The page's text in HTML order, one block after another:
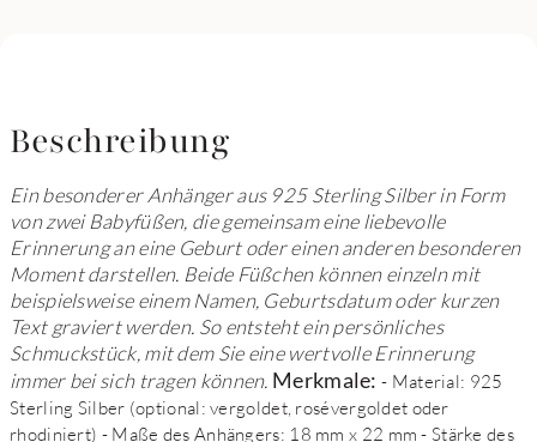
Beschreibung
Ein besonderer Anhänger aus 925 Sterling Silber in Form
von zwei Babyfüßen, die gemeinsam eine liebevolle
Erinnerung an eine Geburt oder einen anderen besonderen
Moment darstellen. Beide Füßchen können einzeln mit
beispielsweise einem Namen, Geburtsdatum oder kurzen
Text graviert werden. So entsteht ein persönliches
Schmuckstück, mit dem Sie eine wertvolle Erinnerung
immer bei sich tragen können. Merkmale: - Material: 925
Sterling Silber (optional: vergoldet, rosévergoldet oder
rhodiniert) - Maße des Anhängers: 18 mm x 22 mm - Stärke des